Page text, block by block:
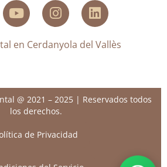
en Cerdanyola del Vallès
@ 2021 – 2025 | Reservados todos
los derechos.
de Privacidad